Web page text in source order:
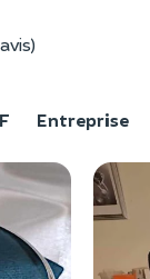
Entreprise